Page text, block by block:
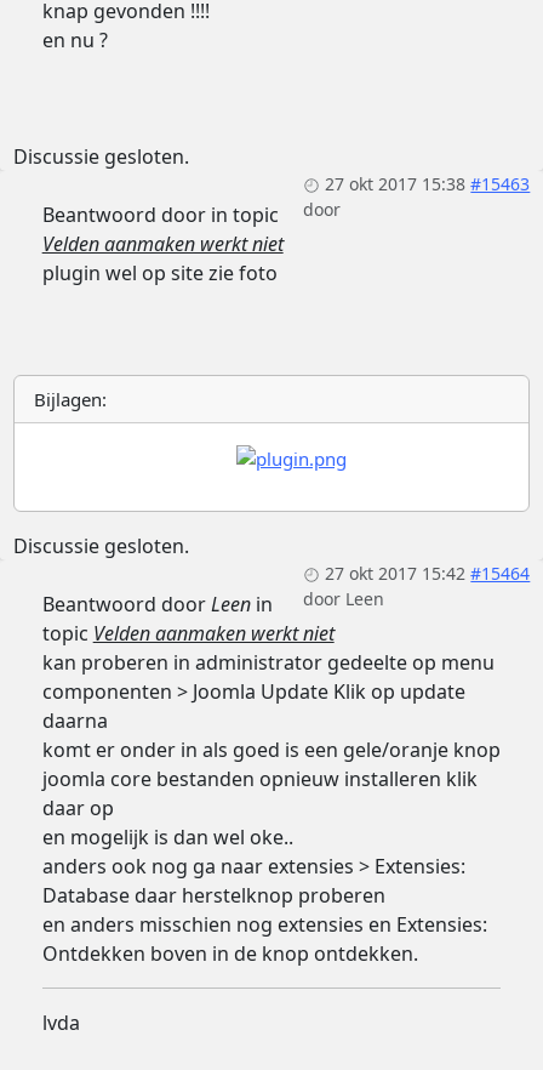
knap gevonden !!!!
en nu ?
Discussie gesloten.
27 okt 2017 15:38 #15463
door
Beantwoord door in topic
Velden aanmaken werkt niet
plugin wel op site zie foto
Bijlagen:
Discussie gesloten.
27 okt 2017 15:42 #15464
door Leen
Beantwoord doorLeenin
topic Velden aanmaken werkt niet
kan proberen in administrator gedeelte op menu
componenten > Joomla Update Klik op update
daarna
komt er onder in als goed is een gele/oranje knop
joomla core bestanden opnieuw installeren klik
daar op
en mogelijk is dan wel oke..
anders ook nog ga naar extensies > Extensies:
Database daar herstelknop proberen
en anders misschien nog extensies en Extensies:
Ontdekken boven in de knop ontdekken.
lvda